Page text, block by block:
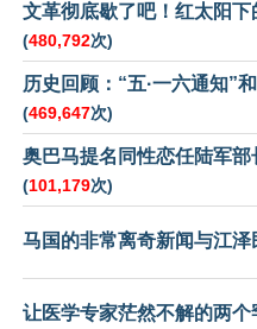
文革彻底歇了吧！红太阳下
(480,792次)
历史回顾：“五·一六通知”
(469,647次)
奥巴马提名同性恋任陆军
(101,179次)
马国的非常离奇新闻与江泽
让医学专家茫然不解的两个